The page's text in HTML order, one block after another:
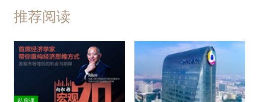
推荐阅读